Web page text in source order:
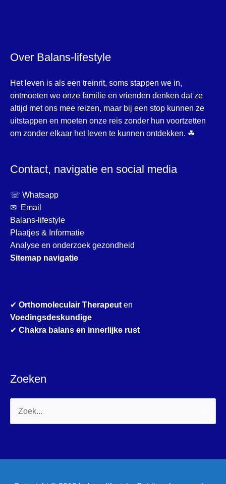
Over Balans-lifestyle
Het leven is als een treinrit, soms stappen we in,
ontmoeten we onze familie en vrienden denken dat ze
altijd met ons mee reizen, maar bij een stop kunnen ze
uitstappen en moeten onze reis zonder hun voortzetten
om zonder elkaar het leven te kunnen ontdekken. ☘
Contact, navigatie en social media
☏ Whatsapp
✉ Email
Balans-lifestyle
Plaatjes & Informatie
Analyse en onderzoek gezondheid
Sitemap navigatie
✔ Orthomoleculair Therapeuten
Voedingsdeskundige
✔ Chakra balans en innerlijke rust
Zoeken
Zoek
naar: